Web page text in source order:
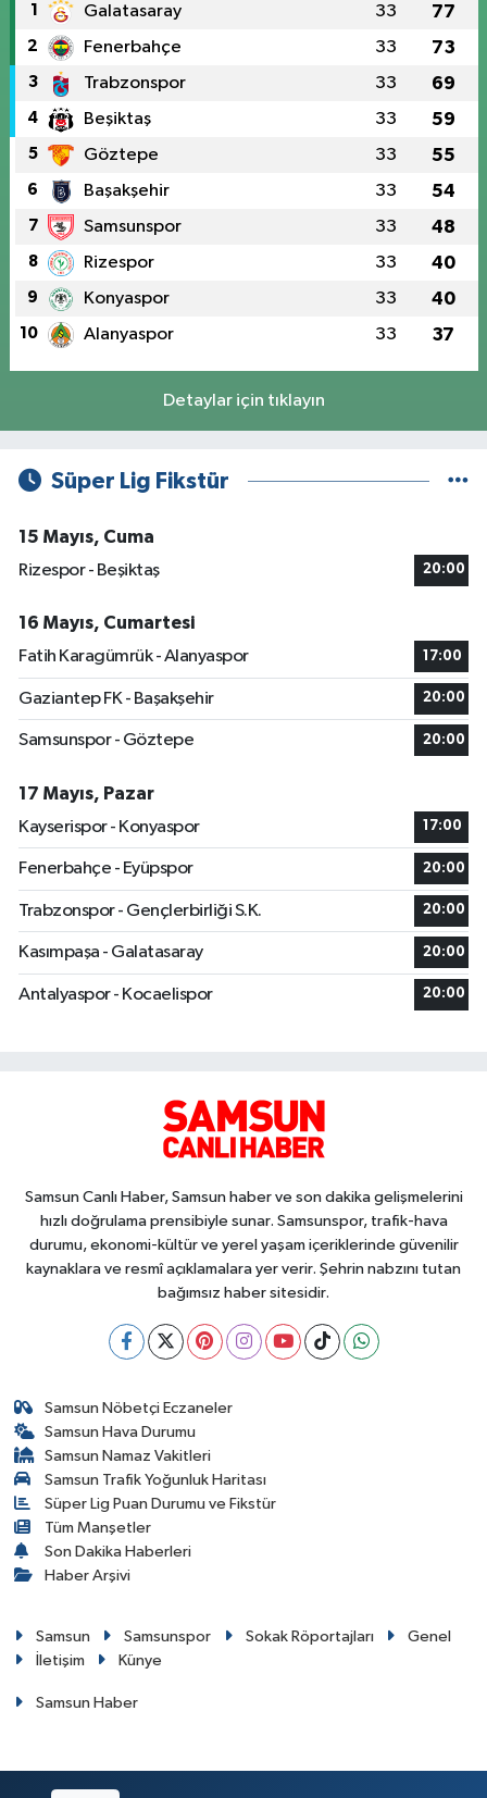
1 Galatasaray 33 77
2 Fenerbahçe 33 73
3 Trabzonspor 33 69
4 Beşiktaş 33 59
5 Göztepe 33 55
6 Başakşehir 33 54
7 Samsunspor 33 48
8 Rizespor 33 40
9 Konyaspor 33 40
10 Alanyaspor 33 37
Detaylar için tıklayın
Süper Lig Fikstür
15 Mayıs, Cuma
Rizespor - Beşiktaş
20:00
16 Mayıs, Cumartesi
Fatih Karagümrük - Alanyaspor
17:00
Gaziantep FK - Başakşehir 20:00
Samsunspor - Göztepe 20:00
17 Mayıs, Pazar
Kayserispor - Konyaspor
17:00
Fenerbahçe - Eyüpspor 20:00
Trabzonspor - Gençlerbirliği S.K. 20:00
Kasımpaşa - Galatasaray 20:00
Antalyaspor - Kocaelispor 20:00
Samsun Canlı Haber, Samsun haber ve son dakika gelişmelerini
hızlı doğrulama prensibiyle sunar. Samsunspor, trafik-hava
durumu, ekonomi-kültür ve yerel yaşam içeriklerinde güvenilir
kaynaklara ve resmî açıklamalara yer verir. Şehrin nabzını tutan
bağımsız haber sitesidir.
Samsun Nöbetçi Eczaneler
Samsun Hava Durumu
Samsun Namaz Vakitleri
Samsun Trafik Yoğunluk Haritası
Süper Lig Puan Durumu ve Fikstür
Tüm Manşetler
Son Dakika Haberleri
Haber Arşivi
Samsun Samsunspor Sokak Röportajları
Genel
İletişim
Künye
Samsun Haber